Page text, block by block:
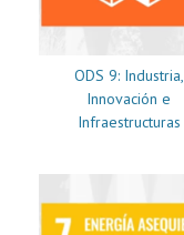
ODS 9: Industria,
Innovación e
Infraestructuras